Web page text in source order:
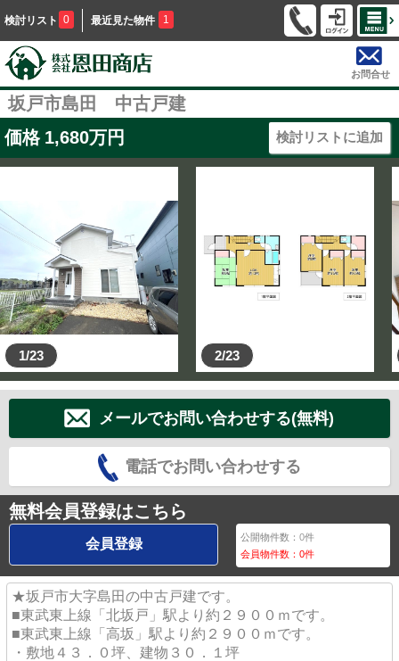
検討リスト 0 最近見た物件 1
お問合せ
坂戸市島田 中古戸建
価格 1,680万円 検討リストに追加
1/23 2/23
メールでお問い合わせする(無料)
電話でお問い合わせする
無料会員登録はこちら
会員登録 公開物件数：0件
会員物件数：0件
★坂戸市大字島田の中古戸建です。
■東武東上線「北坂戸」駅より約２９００ｍです。
■東武東上線「高坂」駅より約２９００ｍです。
・敷地４３．０坪、建物３０．１坪